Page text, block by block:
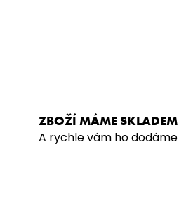
ZBOŽÍ MÁME SKLADEM
A rychle vám ho dodáme